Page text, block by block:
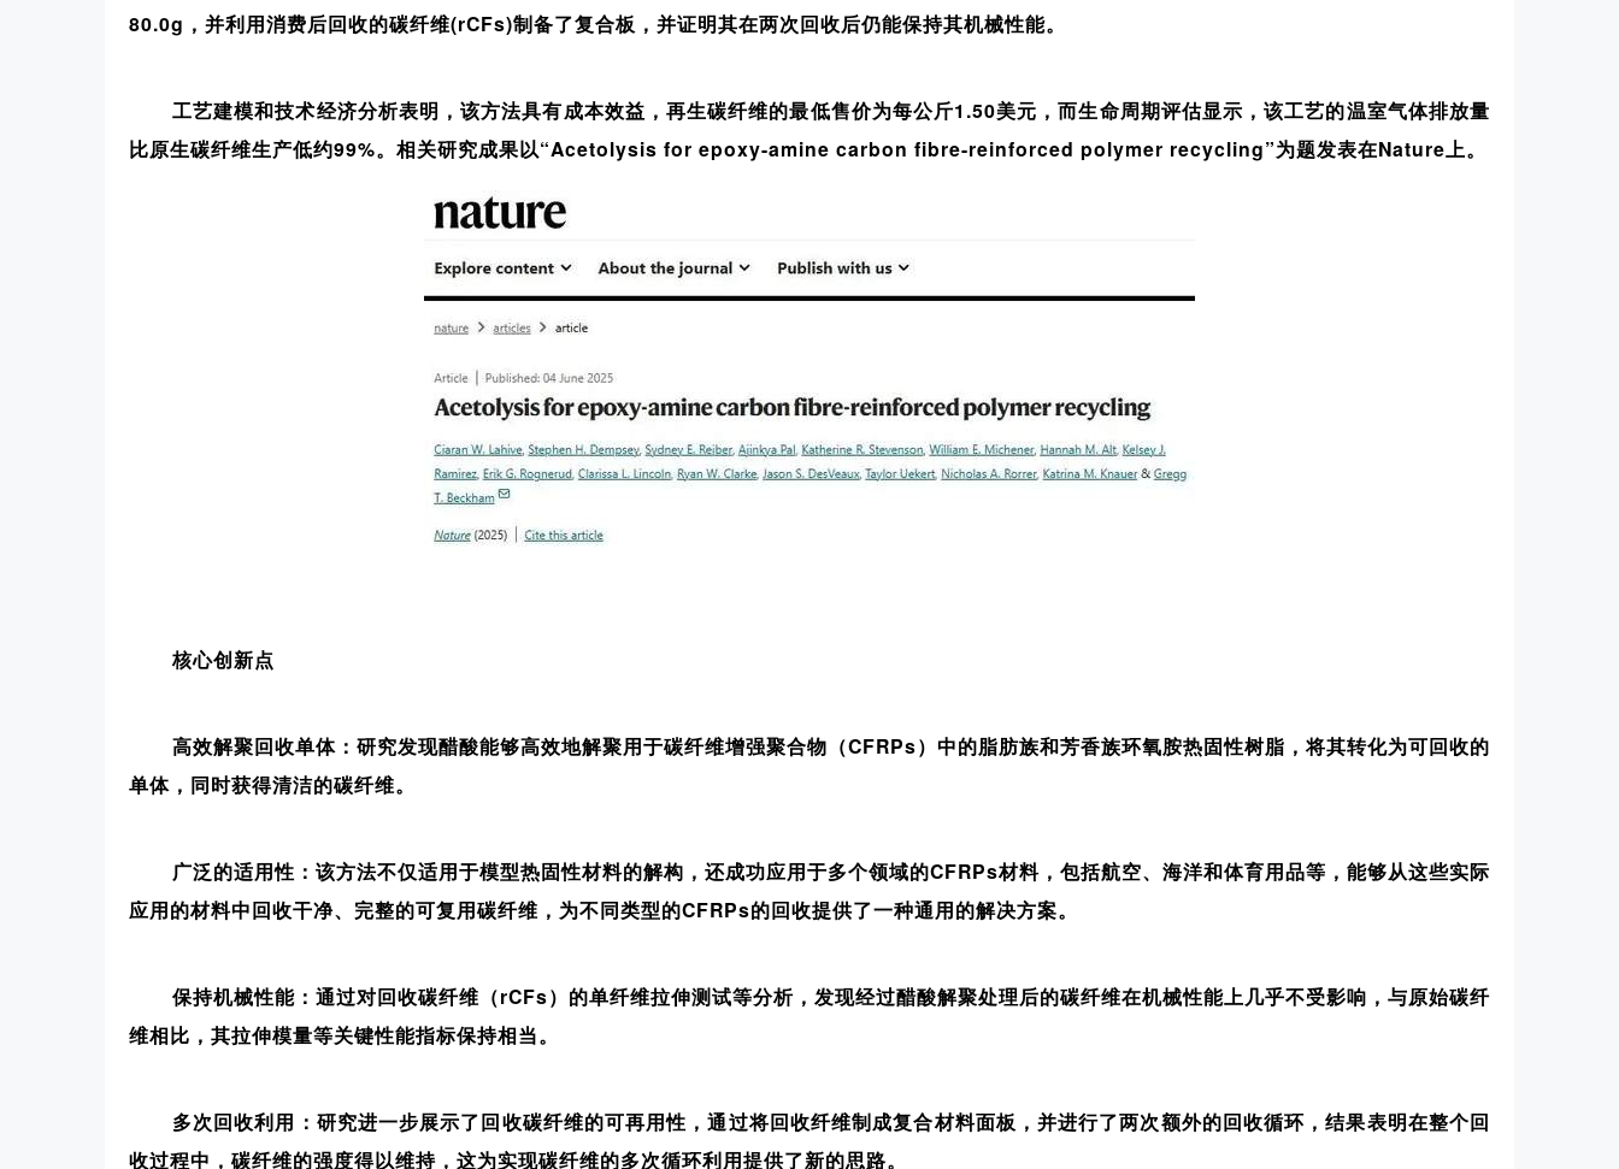
80.0g，并利用消费后回收的碳纤维(rCFs)制备了复合板，并证明其在两次回收后仍能保持其机械性能。
工艺建模和技术经济分析表明，该方法具有成本效益，再生碳纤维的最低售价为每公斤1.50美元，而生命周期评估显示，该工艺的温室气体排放量
比原生碳纤维生产低约99%。相关研究成果以“Acetolysis for epoxy-amine carbon fibre-reinforced polymer recycling”为题发表在Nature上。
核心创新点
高效解聚回收单体：研究发现醋酸能够高效地解聚用于碳纤维增强聚合物（CFRPs）中的脂肪族和芳香族环氧胺热固性树脂，将其转化为可回收的
单体，同时获得清洁的碳纤维。
广泛的适用性：该方法不仅适用于模型热固性材料的解构，还成功应用于多个领域的CFRPs材料，包括航空、海洋和体育用品等，能够从这些实际
应用的材料中回收干净、完整的可复用碳纤维，为不同类型的CFRPs的回收提供了一种通用的解决方案。
保持机械性能：通过对回收碳纤维（rCFs）的单纤维拉伸测试等分析，发现经过醋酸解聚处理后的碳纤维在机械性能上几乎不受影响，与原始碳纤
维相比，其拉伸模量等关键性能指标保持相当。
多次回收利用：研究进一步展示了回收碳纤维的可再用性，通过将回收纤维制成复合材料面板，并进行了两次额外的回收循环，结果表明在整个回
收过程中，碳纤维的强度得以维持，这为实现碳纤维的多次循环利用提供了新的思路。